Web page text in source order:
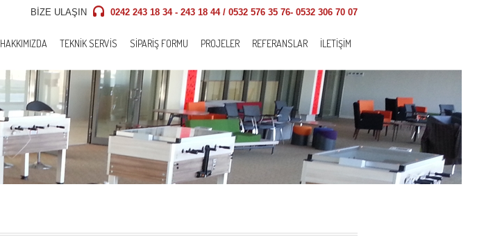
BİZE ULAŞIN 0242 243 18 34 - 243 18 44 / 0532 576 35 76- 0532 306 70 07
HAKKIMIZDA TEKNIK SERVIS SIPARIŞ FORMU PROJELER REFERANSLAR İLETIŞIM